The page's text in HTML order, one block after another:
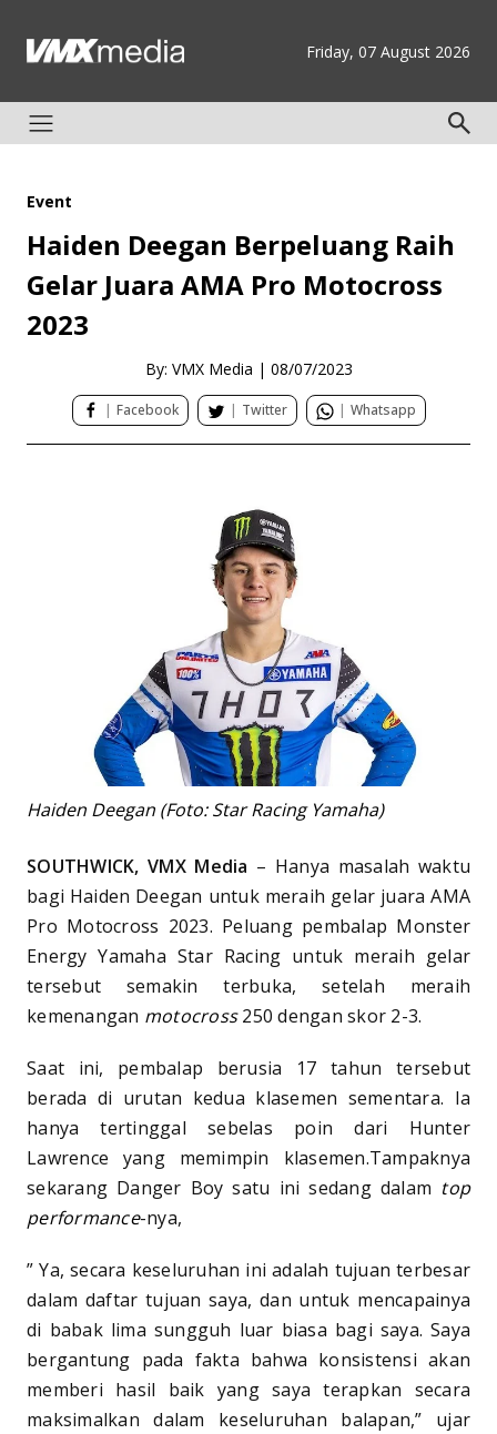
Friday, 07 August 2026
Event
Haiden Deegan Berpeluang Raih
Gelar Juara AMA Pro Motocross
2023
By: VMX Media | 08/07/2023
| Facebook | Twitter | Whatsapp
Haiden Deegan (Foto: Star Racing Yamaha)
SOUTHWICK, VMX Media – Hanya masalah waktu
bagi Haiden Deegan untuk meraih gelar juara AMA
Pro Motocross 2023. Peluang pembalap Monster
Energy Yamaha Star Racing untuk meraih gelar
tersebut semakin terbuka, setelah meraih
kemenangan motocross250 dengan skor 2-3.
Saat ini, pembalap berusia 17 tahun tersebut
berada di urutan kedua klasemen sementara. Ia
hanya tertinggal sebelas poin dari Hunter
Lawrence yang memimpin klasemen.Tampaknya
sekarang Danger Boy satu ini sedang dalam top
performance-nya,
” Ya, secara keseluruhan ini adalah tujuan terbesar
dalam daftar tujuan saya, dan untuk mencapainya
di babak lima sungguh luar biasa bagi saya. Saya
bergantung pada fakta bahwa konsistensi akan
memberi hasil baik yang saya terapkan secara
maksimalkan dalam keseluruhan balapan,” ujar